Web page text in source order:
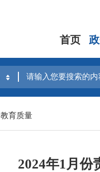
首页
教育质量
2024年1月份